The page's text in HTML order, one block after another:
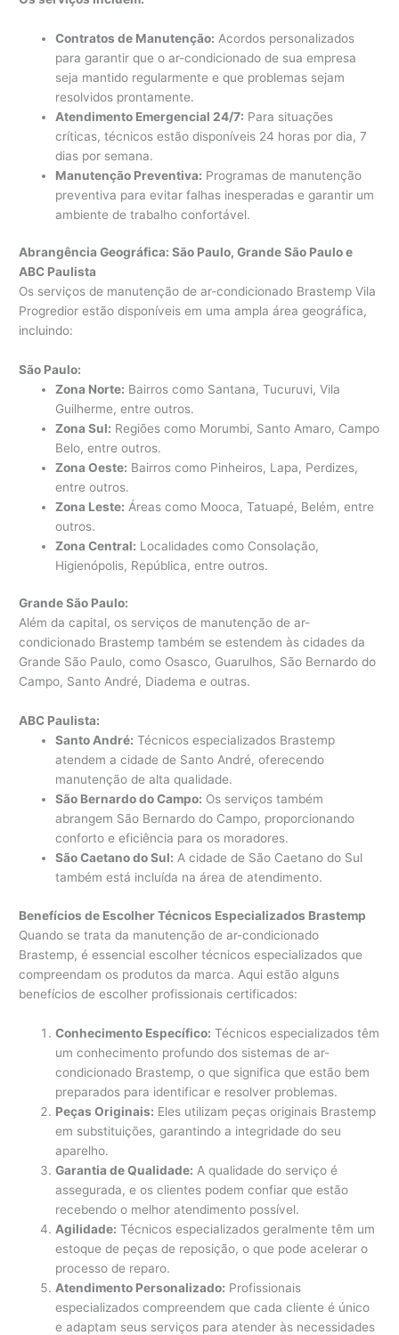
Contratos de Manutenção: Acordos personalizados
para garantir que o ar-condicionado de sua empresa
seja mantido regularmente e que problemas sejam
resolvidos prontamente.
Atendimento Emergencial 24/7: Para situações
críticas, técnicos estão disponíveis 24 horas por dia, 7
dias por semana.
Manutenção Preventiva: Programas de manutenção
preventiva para evitar falhas inesperadas e garantir um
ambiente de trabalho confortável.
Abrangência Geográfica: São Paulo, Grande São Paulo e
ABC Paulista
Os serviços de manutenção de ar-condicionado Brastemp Vila
Progredior estão disponíveis em uma ampla área geográfica,
incluindo:
São Paulo:
Zona Norte: Bairros como Santana, Tucuruvi, Vila
Guilherme, entre outros.
Zona Sul: Regiões como Morumbi, Santo Amaro, Campo
Belo, entre outros.
Zona Oeste: Bairros como Pinheiros, Lapa, Perdizes,
entre outros.
Zona Leste: Áreas como Mooca, Tatuapé, Belém, entre
outros.
Zona Central: Localidades como Consolação,
Higienópolis, República, entre outros.
Grande São Paulo:
Além da capital, os serviços de manutenção de ar-
condicionado Brastemp também se estendem às cidades da
Grande São Paulo, como Osasco, Guarulhos, São Bernardo do
Campo, Santo André, Diadema e outras.
ABC Paulista:
Santo André: Técnicos especializados Brastemp
atendem a cidade de Santo André, oferecendo
manutenção de alta qualidade.
São Bernardo do Campo: Os serviços também
abrangem São Bernardo do Campo, proporcionando
conforto e eficiência para os moradores.
São Caetano do Sul: A cidade de São Caetano do Sul
também está incluída na área de atendimento.
Benefícios de Escolher Técnicos Especializados Brastemp
Quando se trata da manutenção de ar-condicionado
Brastemp, é essencial escolher técnicos especializados que
compreendam os produtos da marca. Aqui estão alguns
benefícios de escolher profissionais certificados:
Conhecimento Específico: Técnicos especializados têm
um conhecimento profundo dos sistemas de ar-
condicionado Brastemp, o que significa que estão bem
preparados para identificar e resolver problemas.
Peças Originais: Eles utilizam peças originais Brastemp
em substituições, garantindo a integridade do seu
aparelho.
Garantia de Qualidade: A qualidade do serviço é
assegurada, e os clientes podem confiar que estão
recebendo o melhor atendimento possível.
Agilidade: Técnicos especializados geralmente têm um
estoque de peças de reposição, o que pode acelerar o
processo de reparo.
Atendimento Personalizado: Profissionais
especializados compreendem que cada cliente é único
e adaptam seus serviços para atender às necessidades